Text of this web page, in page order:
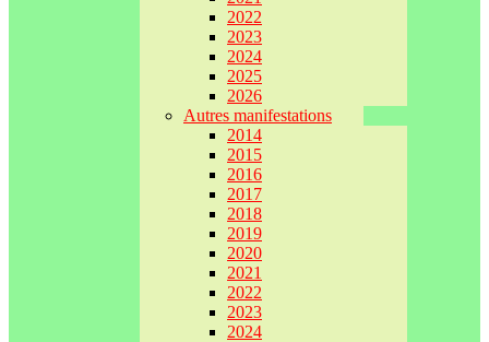
2022
2023
2024
2025
2026
Autres manifestations
2014
2015
2016
2017
2018
2019
2020
2021
2022
2023
2024